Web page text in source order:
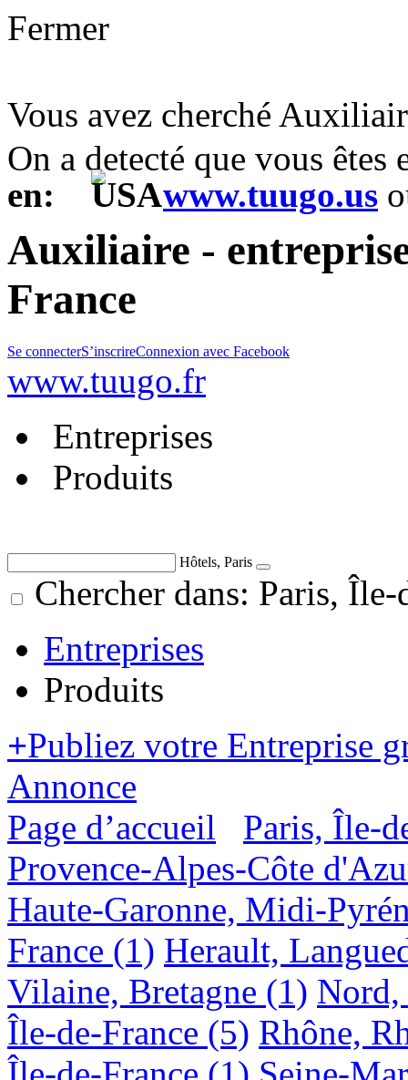
Fermer
Vous avez cherché
On a detecté que vous
en:
www.tuugo.us
Auxiliaire -
France
Se connecterS’inscrireConnexion avec Facebook
www.tuugo.fr
Entreprises
Produits
Hôtels, Paris
Chercher dans: Paris, Île-
Entreprises
Produits
+Publiez votre Entreprise
Annonce
Page d’accueil
Paris, Île-
Provence-Alpes-Côte
Haute-Garonne, Midi-
France (1) Herault,
Vilaine, Bretagne (1) Nord,
Île-de-France (5) Rhône,